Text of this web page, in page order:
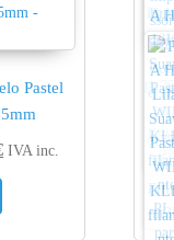
Pastel
Price range: 14.31€
IVA inc.